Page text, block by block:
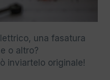
una fasatura
o altro?
inviartelo originale!